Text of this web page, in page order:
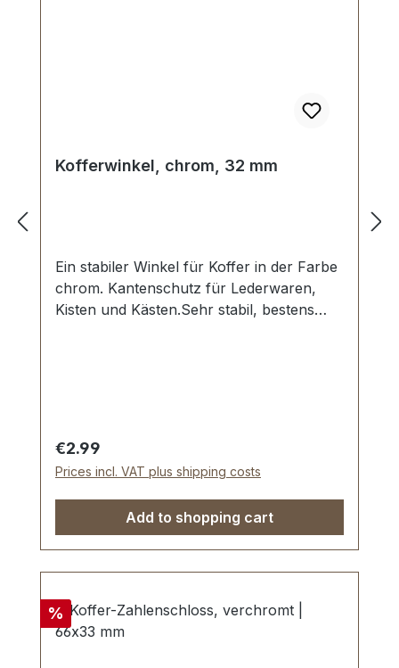
Kofferwinkel, chrom, 32 mm
Ein stabiler Winkel für Koffer in der Farbe
chrom. Kantenschutz für Lederwaren,
Kisten und Kästen.Sehr stabil, bestens
Regular price:
€2.99
Prices incl. VAT plus shipping costs
Add to shopping cart
Discount
%